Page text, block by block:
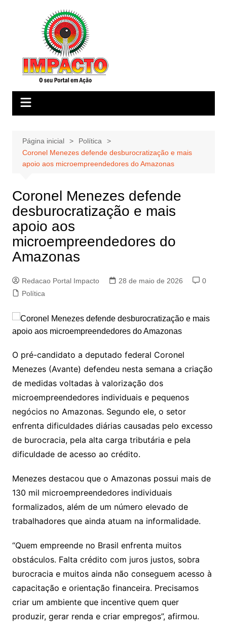
Página inicial
Política
Coronel Menezes defende desburocratização e mais
apoio aos microempreendedores do Amazonas
Coronel Menezes defende
desburocratização e mais
apoio aos
microempreendedores do
Amazonas
Redacao Portal Impacto 28 de maio de 2026
0
Política
O pré-candidato a deputado federal Coronel
Menezes (Avante) defendeu nesta semana a criação
de medidas voltadas à valorização dos
microempreendedores individuais e pequenos
negócios no Amazonas. Segundo ele, o setor
enfrenta dificuldades diárias causadas pelo excesso
de burocracia, pela alta carga tributária e pela
dificuldade de acesso ao crédito.
Menezes destacou que o Amazonas possui mais de
130 mil microempreendedores individuais
formalizados, além de um número elevado de
trabalhadores que ainda atuam na informalidade.
“Quem empreende no Brasil enfrenta muitos
obstáculos. Falta crédito com juros justos, sobra
burocracia e muitos ainda não conseguem acesso à
capacitação e orientação financeira. Precisamos
criar um ambiente que incentive quem quer
produzir, gerar renda e criar empregos”, afirmou.